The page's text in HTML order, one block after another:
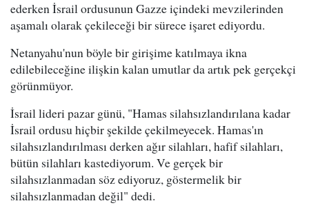
ederken İsrail ordusunun Gazze içindeki mevzilerinden
aşamalı olarak çekileceği bir sürece işaret ediyordu.
Netanyahu'nun böyle bir girişime katılmaya ikna
edilebileceğine ilişkin kalan umutlar da artık pek gerçekçi
görünmüyor.
İsrail lideri pazar günü, "Hamas silahsızlandırılana kadar
İsrail ordusu hiçbir şekilde çekilmeyecek. Hamas'ın
silahsızlandırılması derken ağır silahları, hafif silahları,
bütün silahları kastediyorum. Ve gerçek bir
silahsızlanmadan söz ediyoruz, göstermelik bir
silahsızlanmadan değil" dedi.